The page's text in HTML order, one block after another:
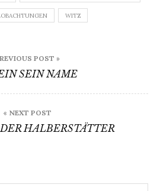
WITZ
POST »
SEIN NAME
« NEXT POST
HALBERSTÄTTER